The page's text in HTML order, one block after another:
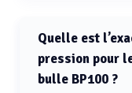
Quelle est
pression pour
bulle BP100 ?